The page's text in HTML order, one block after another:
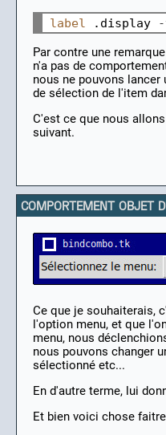
label .display -
Par contre une
n'a pas de
nous ne pouvons lancer
de sélection de l'item
C'est ce que nous
suivant.
COMPORTEMENT OBJET
Ce que je souhaiterais,
l'option menu, et que
menu, nous
nous pouvons changer
sélectionné etc...
En d'autre terme, lui
Et bien voici chose